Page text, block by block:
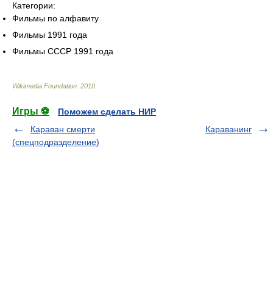
Категории:
Фильмы по алфавиту
Фильмы 1991 года
Фильмы СССР 1991 года
Wikimedia Foundation 2010
Игры ⚽
Поможем сделать НИР
Караван смерти
(спецподразделение)
Караванинг